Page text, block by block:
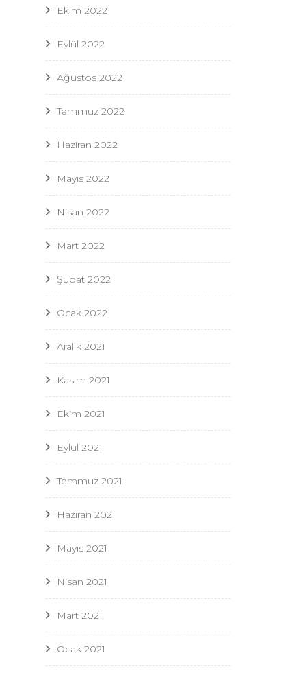
Ekim 2022
Eylül 2022
Ağustos 2022
Temmuz 2022
Haziran 2022
Mayıs 2022
Nisan 2022
Mart 2022
Şubat 2022
Ocak 2022
Aralık 2021
Kasım 2021
Ekim 2021
Eylül 2021
Temmuz 2021
Haziran 2021
Mayıs 2021
Nisan 2021
Mart 2021
Ocak 2021